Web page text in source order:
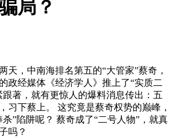
局？
天，中南海排名第五的“大管家”蔡奇，
政经媒体《经济学人》推上了“实质二
跟著，就有更惊人的爆料消息传出：五
习下蔡上。 这究竟是蔡奇权势的巅峰，
”陷阱呢？ 蔡奇成了“二号人物”，就真
吗？